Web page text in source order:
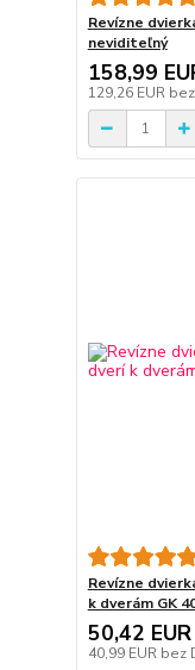
Revízne
neviditeľný
158,99
129,26 EUR
Revízne
k dverám GK
50,42 EUR
40,99 EUR bez